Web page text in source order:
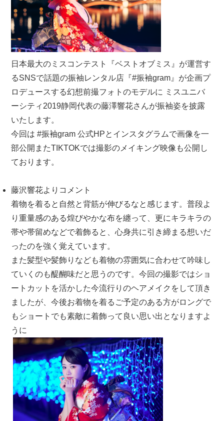
日本最大のミスコンテスト『ベストオブミス』が運営す
るSNSで話題の振袖レンタル店『#振袖gram』が企画プ
ロデュースする幻想前撮フォトのモデルに ミスユニバ
ーシティ2019静岡代表の藤澤響花さんが振袖姿を披露
いたします。
今回は #振袖gram 公式HPとインスタグラムで画像を一
部公開またTIKTOKでは撮影のメイキング映像も公開し
ております。
藤沢響花よりコメント
着物を着ると自然と背筋が伸びるなと感じます。普段よ
り重量感のある煌びやかな布を纏って、更にキラキラの
帯や帯留めなどで着飾ると、心身共に引き締まる想いだ
ったのを強く覚えています。
また髪型や髪飾りなども着物の雰囲気に合わせて吟味し
ていくのも醍醐味だと思うのです。今回の撮影ではショ
ートカットを活かした今流行りのヘアメイクをして頂き
ましたが、今後お着物を着るご予定のある方がロングで
もショートでも素敵に着飾って良い思い出となりますよ
うに